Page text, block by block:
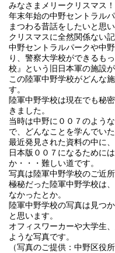
みなさまメリークリスマス！
年末年始の中野セントラル
まつわる昔話をしたいと思い
クリスマスに全然関係ない
中野セントラルパークや中
り、警察大学校ができるも
校』という旧日本軍の施設が
この陸軍中野学校がどんな
す。
陸軍中野学校は現在でも秘
きました。
当時は中野に００７のよう
で、どんなことを学んでい
最近発見された資料の中に
日本版００７になるために
か・・・難しい道です。
写真は陸軍中野学校のご近
極秘だった陸軍中野学校は
なかったとか。
陸軍中野学校の写真は見つ
と思います。
オフィスワーカーや大学生
ような写真です。
（写真のご提供：中野区役所